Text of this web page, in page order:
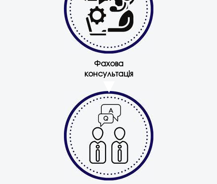
Фахова
консультація